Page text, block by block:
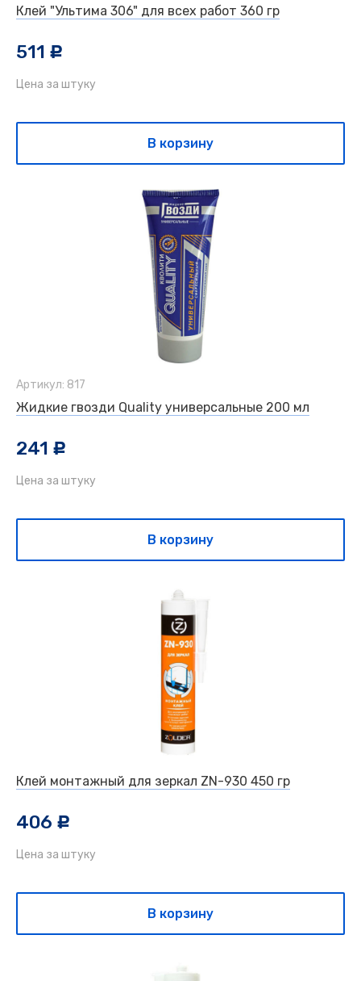
Клей "Ультима 306" для всех работ 360 гр
511 c
Цена за штуку
В корзину
Артикул: 817
Жидкие гвозди Quality универсальные 200 мл
241 c
Цена за штуку
В корзину
Клей монтажный для зеркал ZN-930 450 гр
406 c
Цена за штуку
В корзину